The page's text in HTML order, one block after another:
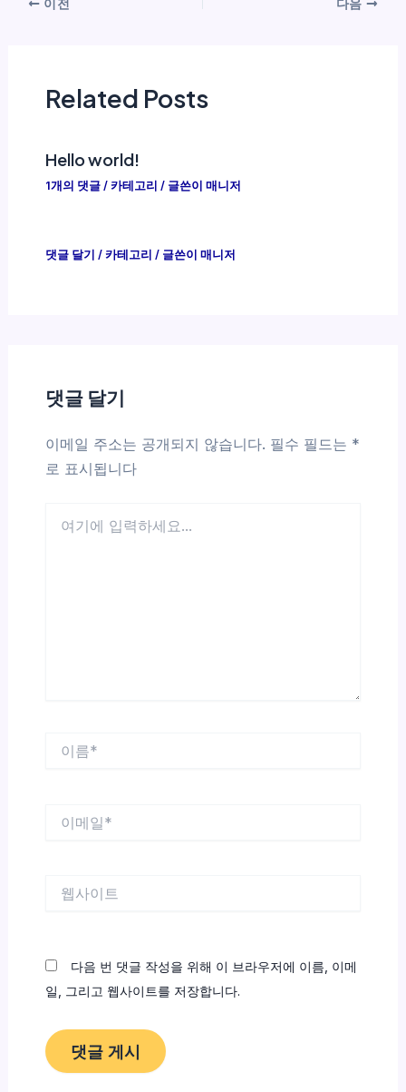
이전 다음
Related Posts
Hello world!
1개의 댓글 / 카테고리 / 글쓴이 매니저
댓글 달기 / 카테고리 / 글쓴이 매니저
댓글 달기
이메일 주소는 공개되지 않습니다. 필수 필드는 *
로 표시됩니다
다음 번 댓글 작성을 위해 이 브라우저에 이름, 이메
일, 그리고 웹사이트를 저장합니다.